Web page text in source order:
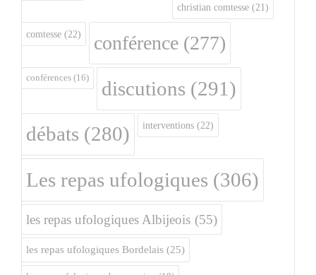
christian comtesse (21)
comtesse (22) conférence (277)
conférences (16) discutions (291)
débats (280) interventions (22)
Les repas ufologiques (306)
les repas ufologiques Albijeois (55)
les repas ufologiques Bordelais (25)